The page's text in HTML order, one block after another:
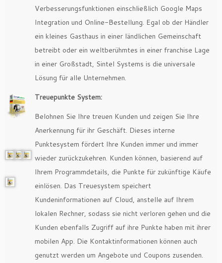
Verbesserungsfunktionen einschließlich Google Maps
Integration und Online-Bestellung. Egal ob der Händler
ein kleines Gasthaus in einer ländlichen Gemeinschaft
betreibt oder ein weltberühmtes in einer franchise Lage
in einer Großstadt, Sintel Systems is die universale
Lösung für alle Unternehmen.
Treuepunkte System:
Belohnen Sie Ihre treuen Kunden und zeigen Sie Ihre
Anerkennung für ihr Geschäft. Dieses interne
Punktesystem fördert Ihre Kunden immer und immer
wieder zurückzukehren. Kunden können, basierend auf
Ihrem Programmdetails, die Punkte für zukünftige Käufe
einlösen. Das Treuesystem speichert
Kundeninformationen auf Cloud, anstelle auf Ihrem
lokalen Rechner, sodass sie nicht verloren gehen und die
Kunden ebenfalls Zugriff auf ihre Punkte haben mit ihrer
mobilen App. Die Kontaktinformationen können auch
genutzt werden um Angebote und Coupons zusenden.